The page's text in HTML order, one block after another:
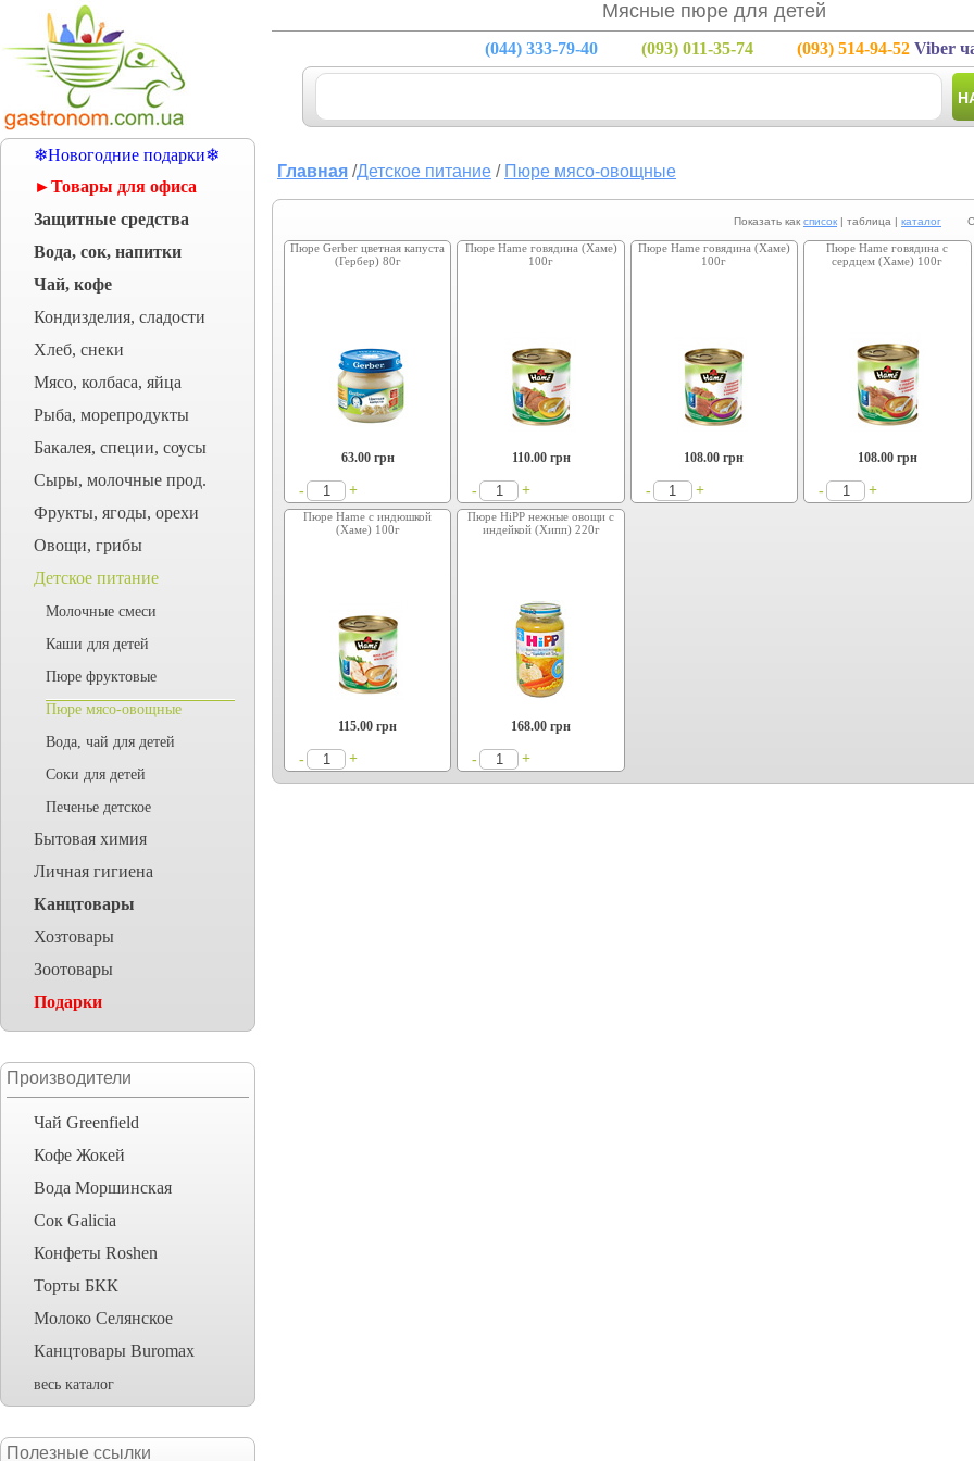
❄Новогодние подарки❄
►Товары для офиса
Защитные средства
Вода, сок, напитки
Чай, кофе
Кондизделия, сладости
Хлеб, снеки
Мясо, колбаса, яйца
Рыба, морепродукты
Бакалея, специи, соусы
Сыры, молочные прод.
Фрукты, ягоды, орехи
Овощи, грибы
Детское питание
Молочные смеси
Каши для детей
Пюре фруктовые
Пюре мясо-овощные
Вода, чай для детей
Соки для детей
Печенье детское
Бытовая химия
Личная гигиена
Канцтовары
Хозтовары
Зоотовары
Подарки
Производители
Чай Greenfield
Кофе Жокей
Вода Моршинская
Сок Galicia
Конфеты Roshen
Торты БКК
Молоко Селянское
Канцтовары Buromax
весь каталог
Полезные ссылки
Мясные пюре для детей
(044) 333-79-40 (093) 011-35-74 (093) 514-94-52 Viber
Главная /Детское питание / Пюре мясо-овощные
Показать как список | таблица | каталог
Пюре Gerber цветная капуста
(Гербер) 80г
63.00грн
- +
Пюре Hame говядина (Хаме)
100г
110.00грн
- +
Пюре Hame говядина (Хаме)
100г
108.00 грн
- +
Пюре Hame говядина с
сердцем (Хаме) 100г
108.00грн
- +
Пюре Hame с индюшкой
(Хаме) 100г
115.00 грн
- +
Пюре HiPP нежные овощи с
индейкой (Хипп) 220г
168.00 грн
- +